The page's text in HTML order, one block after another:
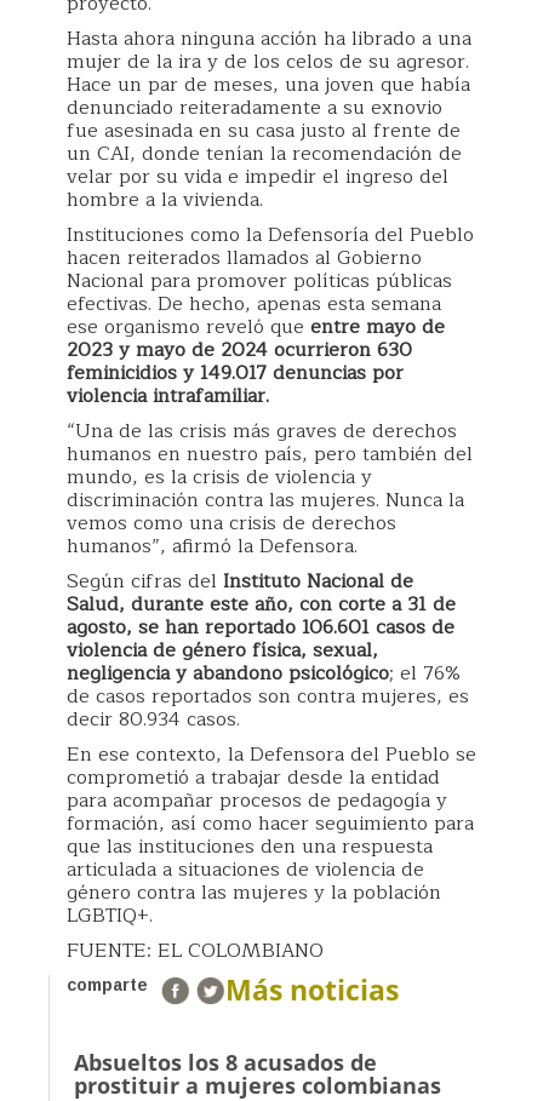
Hasta ahora ninguna acción ha librado a una
mujer de la ira y de los celos de su agresor.
Hace un par de meses, una joven que había
denunciado reiteradamente a su exnovio
fue asesinada en su casa justo al frente de
un CAI, donde tenían la recomendación de
velar por su vida e impedir el ingreso del
hombre a la vivienda.
Instituciones como la Defensoría del Pueblo
hacen reiterados llamados al Gobierno
Nacional para promover políticas públicas
efectivas. De hecho, apenas esta semana
ese organismo reveló que entre mayo de
2023 y mayo de 2024 ocurrieron 630
feminicidios y 149.017 denuncias por
violencia intrafamiliar.
“Una de las crisis más graves de derechos
humanos en nuestro país, pero también del
mundo, es la crisis de violencia y
discriminación contra las mujeres. Nunca la
vemos como una crisis de derechos
humanos”, afirmó la Defensora.
Según cifras del Instituto Nacional de
Salud, durante este año, con corte a 31 de
agosto, se han reportado 106.601 casos de
violencia de género física, sexual,
negligencia y abandono psicológico; el 76%
de casos reportados son contra mujeres, es
decir 80.934 casos.
En ese contexto, la Defensora del Pueblo se
comprometió a trabajar desde la entidad
para acompañar procesos de pedagogía y
formación, así como hacer seguimiento para
que las instituciones den una respuesta
articulada a situaciones de violencia de
género contra las mujeres y la población
LGBTIQ+.
FUENTE: EL COLOMBIANO
comparte Más noticias
Absueltos los 8 acusados de
prostituir a mujeres colombianas